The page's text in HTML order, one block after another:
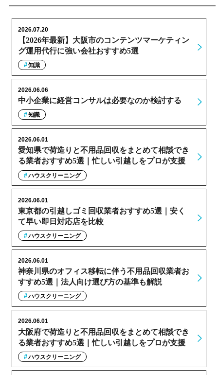
【2026年最新】大阪市のコンテンツマーケティン
グ運用代行に強い会社おすすめ5選
2026.07.20
知識
中小企業に経営コンサルは必要なのか検討する
2026.06.06
知識
愛知県で荷造りと不用品回収をまとめて相談でき
る業者おすすめ5選｜忙しい引越しをプロが支援
2026.06.01
ハウスクリーニング
東京都の引越しゴミ回収業者おすすめ5選｜安く
て早い即日対応店を比較
2026.06.01
ハウスクリーニング
神奈川県のオフィス移転に伴う不用品回収業者お
すすめ5選｜法人向け選び方の基準も解説
2026.06.01
ハウスクリーニング
大阪府で荷造りと不用品回収をまとめて相談でき
る業者おすすめ5選｜忙しい引越しをプロが支援
2026.06.01
ハウスクリーニング